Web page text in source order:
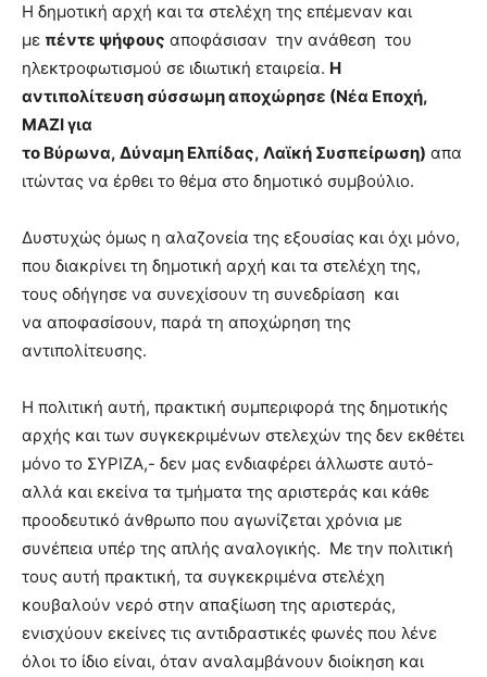
Η δημοτική αρχή και τα στελέχη της επέμεναν και
με πέντε ψήφους αποφάσισαν την ανάθεση του
ηλεκτροφωτισμού σε ιδιωτική εταιρεία. Η
αντιπολίτευση σύσσωμη αποχώρησε (Νέα Εποχή,
ΜΑΖΙ για
το Βύρωνα, Δύναμη Ελπίδας, Λαϊκή Συσπείρωση) απα
ιτώντας να έρθει το θέμα στο δημοτικό συμβούλιο.
Δυστυχώς όμως η αλαζονεία της εξουσίας και όχι μόνο,
που διακρίνει τη δημοτική αρχή και τα στελέχη της,
τους οδήγησε να συνεχίσουν τη συνεδρίαση και
να αποφασίσουν, παρά τη αποχώρηση της
αντιπολίτευσης.
Η πολιτική αυτή, πρακτική συμπεριφορά της δημοτικής
αρχής και των συγκεκριμένων στελεχών της δεν εκθέτει
μόνο το ΣΥΡΙΖΑ,- δεν μας ενδιαφέρει άλλωστε αυτό-
αλλά και εκείνα τα τμήματα της αριστεράς και κάθε
προοδευτικό άνθρωπο που αγωνίζεται χρόνια με
συνέπεια υπέρ της απλής αναλογικής. Με την πολιτική
τους αυτή πρακτική, τα συγκεκριμένα στελέχη
κουβαλούν νερό στην απαξίωση της αριστεράς,
ενισχύουν εκείνες τις αντιδραστικές φωνές που λένε
όλοι το ίδιο είναι, όταν αναλαμβάνουν διοίκηση και